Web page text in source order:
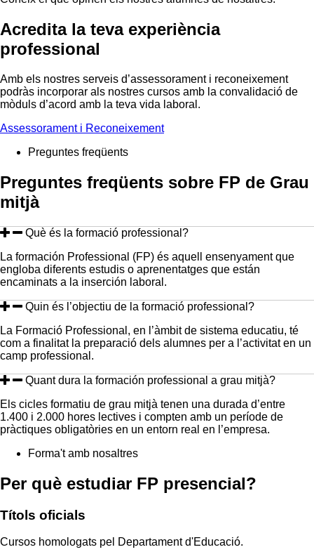
Acredita la teva experiència
professional
Amb els nostres serveis d’assessorament i reconeixement
podràs incorporar als nostres cursos amb la convalidació de
mòduls d’acord amb la teva vida laboral.
Assessorament i Reconeixement
Preguntes freqüents
Preguntes freqüents sobre FP de Grau
mitjà
Què és la formació professional?
La formación Professional (FP) és aquell ensenyament que
engloba diferents estudis o aprenentatges que están
encaminats a la inserción laboral.
Quin és l’objectiu de la formació professional?
La Formació Professional, en l’àmbit de sistema educatiu, té
com a finalitat la preparació dels alumnes per a l’activitat en un
camp professional.
Quant dura la formación professional a grau mitjà?
Els cicles formatiu de grau mitjà tenen una durada d’entre
1.400 i 2.000 hores lectives i compten amb un període de
pràctiques obligatòries en un entorn real en l’empresa.
Forma't amb nosaltres
Per què estudiar FP presencial?
Títols oficials
Cursos homologats pel Departament d'Educació.